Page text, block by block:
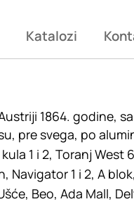
Katalozi
1864. godine,
pre svega, po
1 i 2, Toranj West
Navigator 1 i 2, A
Beo, Ada Mall,